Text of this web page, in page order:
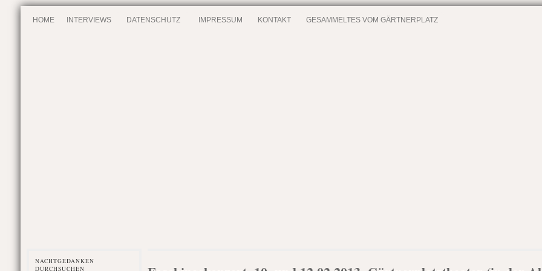
HOME INTERVIEWS DATENSCHUTZ IMPRESSUM KONTAKT GESAMMELTES VOM GÄRTNERPLATZ
NACHTGEDANKEN
DURCHSUCHEN